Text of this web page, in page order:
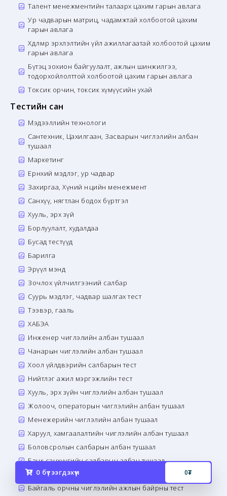
Талент менежментийн талаарх цахим гарын авлага
Ур чадварын матриц, чадамжтай холбоотой цахим
гарын авлага
Хөдөлмөр эрхлэлтийн үйл ажиллагаатай холбоотой цахим
гарын авлага
Бүтэц зохион байгуулалт, ажлын шинжилгээ,
тодорхойлолттой холбоотой цахим гарын авлага
Токсик орчин, токсик хүмүүсийн ухай
Тестийн сан
Мэдээллийн технологи
Сантехник, Цахилгаан, Засварын чиглэлийн албан
тушаал
Маркетинг
Ерөнхий мэдлэг, ур чадвар
Захиргаа, Хүний нөөцийн менежмент
Санхүү, нягтлан бодох бүртгэл
Хууль, эрх зүй
Борлуулалт, худалдаа
Бусад тестүүд
Барилга
Эрүүл мэнд
Зочлох үйлчилгээний салбар
Суурь мэдлэг, чадвар шалгах тест
Тээвэр, гааль
ХАБЭА
Инженер чиглэлийн албан тушаал
Чанарын чиглэлийн албан тушаал
Хоол үйлдвэрийн салбарын тест
Нийтлэг ажил мэргэжлийн тест
Хууль, эрх зүйн чиглэлийн албан тушаал
Жолооч, операторын чиглэлийн албан тушаал
Менежерийн чиглэлийн албан тушаал
Харуул, хамгаалалтийн чиглэлийн албан тушаал
Боловсролын салбарын албан тушаал
Банк санхүүгийн салбарын албан тушаал
Сэтгэл зүй, сэтгэн бодох чадварын тест
Байгаль орчны чиглэлийн ажлын байрны тест
0 бүтээгдэхүүн 0₮